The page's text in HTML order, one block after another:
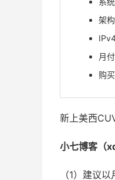
架
月
购买
新上美西
小七博客（
（1）建议